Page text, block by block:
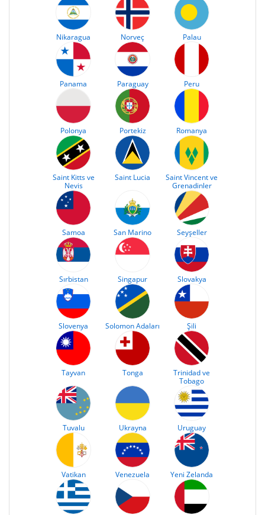
Nikaragua Norveç Palau
Panama Paraguay Peru
Polonya Portekiz Romanya
Saint Kitts ve
Nevis
Saint Lucia
Saint Vincent ve
Grenadinler
Samoa San Marino Seyşeller
Sırbistan Singapur Slovakya
Slovenya Solomon Adaları Şili
Tayvan Tonga
Trinidad ve
Tobago
Tuvalu Ukrayna Uruguay
Vatikan Venezuela Yeni Zelanda